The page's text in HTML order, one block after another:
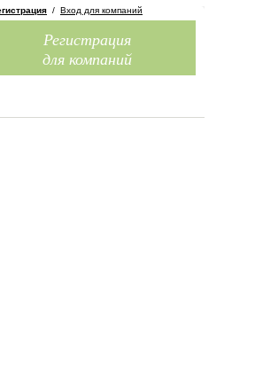
/ Вход для компаний
Регистрация
для компаний